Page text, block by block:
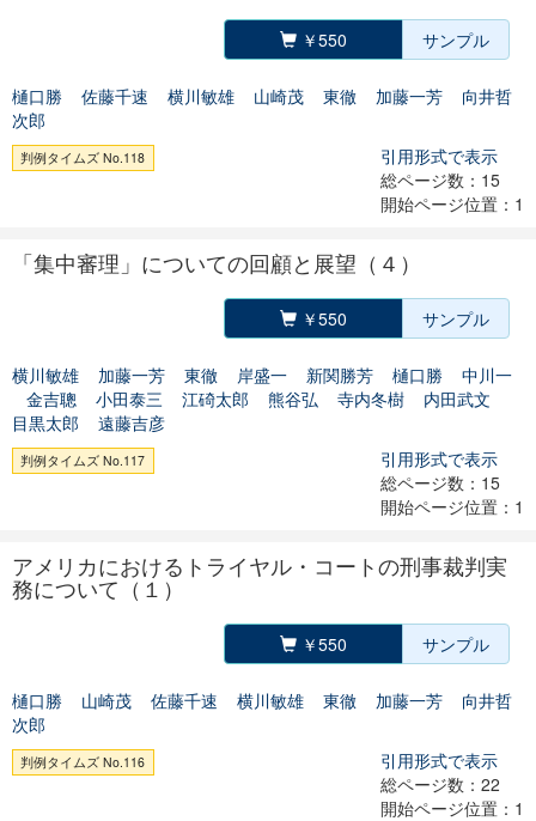
￥550 サンプル
樋口勝 佐藤千速 横川敏雄 山崎茂 東徹 加藤一芳
向井哲
次郎
判例タイムズ No.118
引用形式で表示
総ページ数：15
開始ページ位置：1
「集中審理」についての回顧と展望（４）
￥550 サンプル
横川敏雄 加藤一芳 東徹 岸盛一 新関勝芳 樋口勝
中川一
金吉聰
小田泰三 江碕太郎 熊谷弘 寺内冬樹
内田武文
目黒太郎
遠藤吉彦
判例タイムズ No.117
引用形式で表示
総ページ数：15
開始ページ位置：1
アメリカにおけるトライヤル・コートの刑事裁判実
務について（１）
￥550 サンプル
樋口勝 山崎茂 佐藤千速 横川敏雄 東徹 加藤一芳
向井哲
次郎
判例タイムズ No.116
引用形式で表示
総ページ数：22
開始ページ位置：1